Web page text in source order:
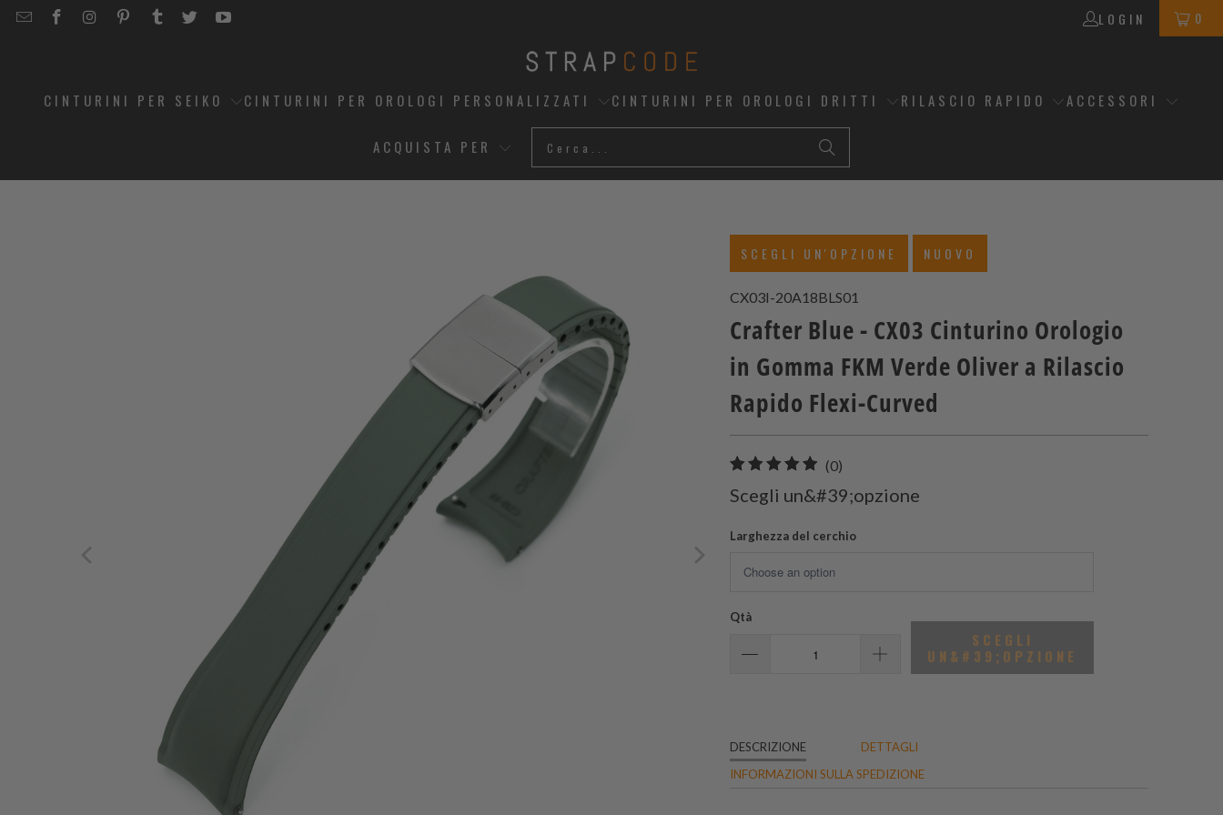
EMAILSTRAPCODE
STRAPCODE
STRAPCODE
STRAPCODE
STRAPCODE
STRAPCODE
LOGIN 0
CINTURINI PER SEIKO CINTURINI PER OROLOGI PERSONALIZZATI CINTURINI PER OROLOGI DRITTI RILASCIO RAPIDO ACCESSORI
ACQUISTA PER
SCEGLI UN'OPZIONE NUOVO
CX03I-20A18BLS01
Crafter Blue - CX03 Cinturino Orologio
in Gomma FKM Verde Oliver a Rilascio
Rapido Flexi-Curved
(0)
recensioni
totali
Scegli un&#39;opzione
Larghezza del cerchio
Qtà
SCEGLI
UN&#39;OPZIONE
DESCRIZIONE
DETTAGLI
INFORMAZIONI SULLA SPEDIZIONE